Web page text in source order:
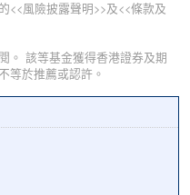
<<風險披露聲明>>及<<條款及
。 該等基金獲得香港證券及期
等於推薦或認許。